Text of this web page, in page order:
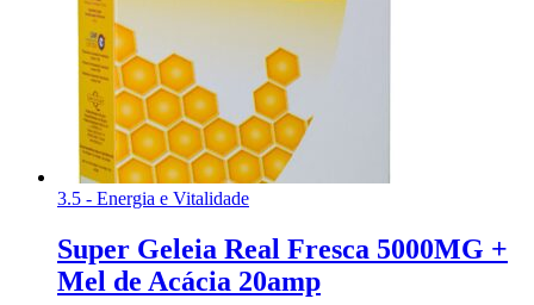
3.5 - Energia e Vitalidade
Super Geleia Real Fresca 5000MG +
Mel de Acácia 20amp